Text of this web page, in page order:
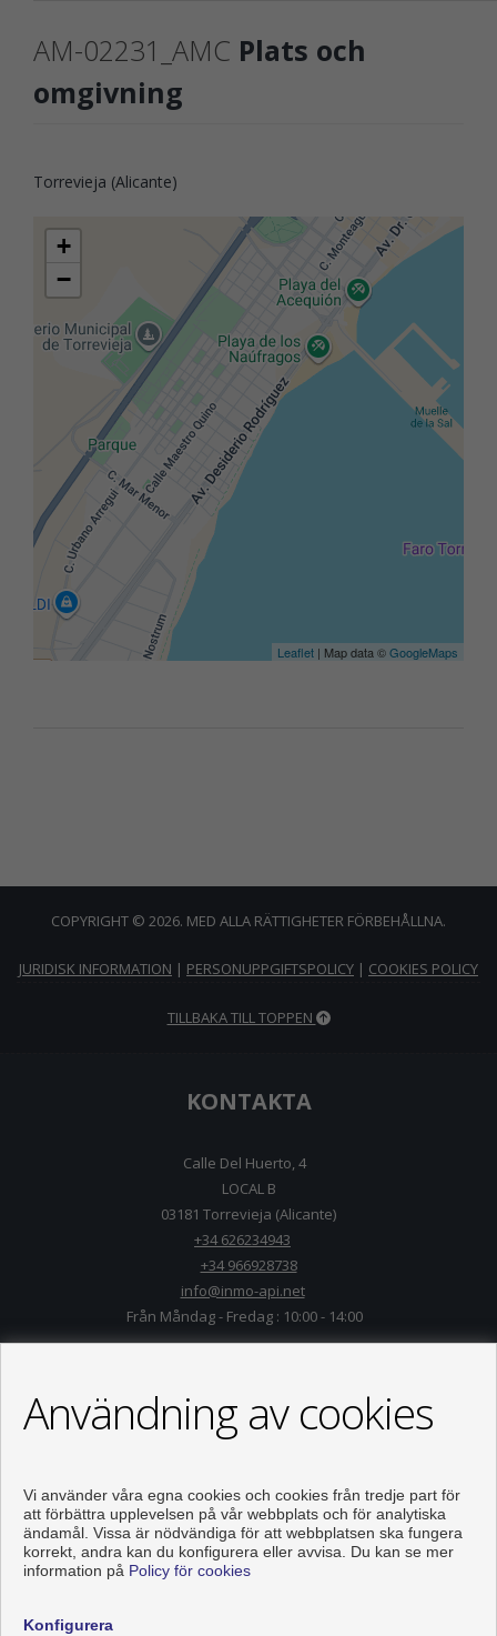
AM-02231_AMC Plats och
omgivning
Torrevieja (Alicante)
+
−
Leaflet | Map data ©GoogleMaps
COPYRIGHT © 2026. MED ALLA RÄTTIGHETER FÖRBEHÅLLNA.
JURIDISK INFORMATION | PERSONUPPGIFTSPOLICY | COOKIES POLICY
TILLBAKA TILL TOPPEN
KONTAKTA
Calle Del Huerto, 4
LOCAL B
03181 Torrevieja (Alicante)
+34 626234943
+34 966928738
info@inmo-api.net
Från Måndag - Fredag : 10:00 - 14:00
Våningen och hus till salu i Torrevieja
Användning av cookies
Vi använder våra egna cookies och cookies från tredje part för
att förbättra upplevelsen på vår webbplats och för analytiska
ändamål. Vissa är nödvändiga för att webbplatsen ska fungera
korrekt, andra kan du konfigurera eller avvisa. Du kan se mer
information på Policy för cookies
Konfigurera